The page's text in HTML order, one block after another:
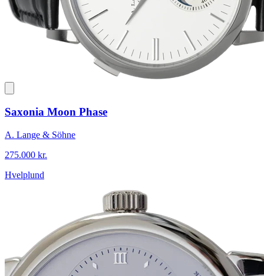
Saxonia Moon Phase
A. Lange & Söhne
275.000 kr.
Hvelplund